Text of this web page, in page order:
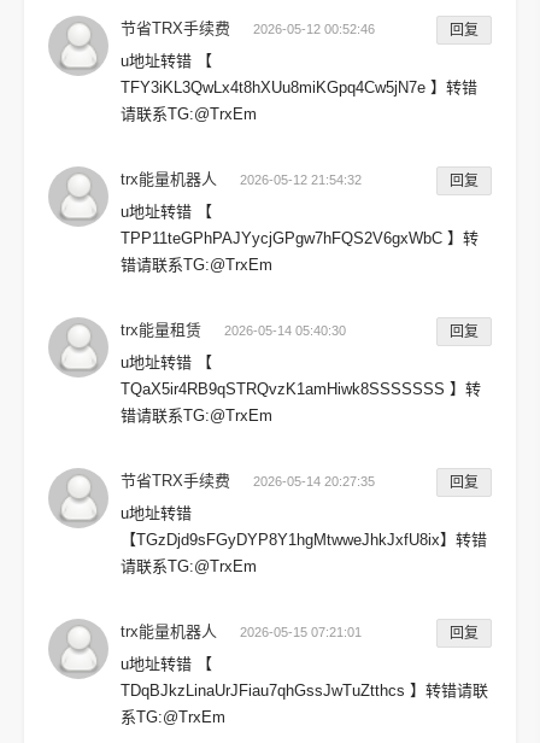
节省TRX手续费 2026-05-12 00:52:46 回复
u地址转错 【
TFY3iKL3QwLx4t8hXUu8miKGpq4Cw5jN7e 】转错
请联系TG:@TrxEm
trx能量机器人 2026-05-12 21:54:32 回复
u地址转错 【
TPP11teGPhPAJYycjGPgw7hFQS2V6gxWbC 】转
错请联系TG:@TrxEm
trx能量租赁 2026-05-14 05:40:30 回复
u地址转错 【
TQaX5ir4RB9qSTRQvzK1amHiwk8SSSSSSS 】转
错请联系TG:@TrxEm
节省TRX手续费 2026-05-14 20:27:35 回复
u地址转错
【TGzDjd9sFGyDYP8Y1hgMtwweJhkJxfU8ix】转错
请联系TG:@TrxEm
trx能量机器人 2026-05-15 07:21:01 回复
u地址转错 【
TDqBJkzLinaUrJFiau7qhGssJwTuZtthcs 】转错请联
系TG:@TrxEm